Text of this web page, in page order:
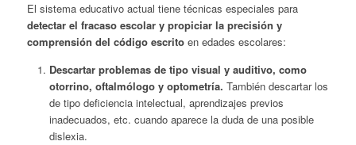
El sistema educativo actual tiene técnicas especiales para
detectar el fracaso escolar y propiciar la precisión y
comprensión del código escritoen edades escolares:
Descartar problemas de tipo visual y auditivo, como
otorrino, oftalmólogo y optometría. También descartar los
de tipo deficiencia intelectual, aprendizajes previos
inadecuados, etc. cuando aparece la duda de una posible
dislexia.